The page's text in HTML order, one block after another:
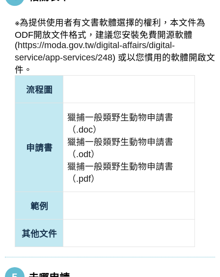
※為提供使用者有文書軟體選擇的權利，本文件為
ODF開放文件格式，建議您安裝免費開源軟體
(https://moda.gov.tw/digital-affairs/digital-
service/app-services/248) 或以您慣用的軟體開啟文
件。
流程圖
申請書
獵捕一般類野生動物申請書
（.doc）
獵捕一般類野生動物申請書
（.odt）
獵捕一般類野生動物申請書
（.pdf）
範例
其他文件